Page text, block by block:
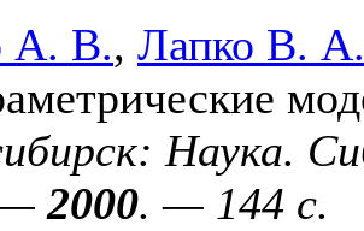
А. В., Лапко В. А.
Наука.
—2000. — 144 с.